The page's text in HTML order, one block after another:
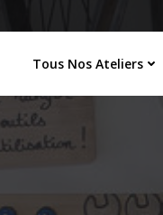
Tous Nos Ateliers